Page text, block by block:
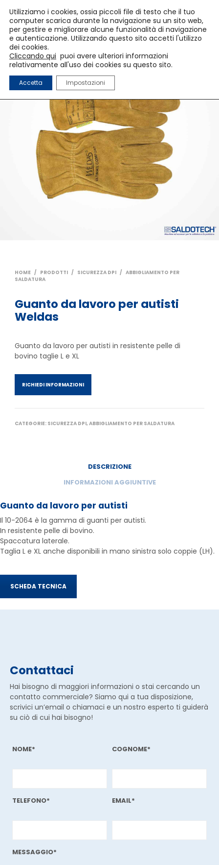
HOME / PRODOTTI / SICUREZZA DPI / ABBIGLIAMENTO PER
SALDATURA
Guanto da lavoro per autisti
Weldas
Guanto da lavoro per autisti in resistente pelle di
bovino taglie L e XL
RICHIEDI INFORMAZIONI
CATEGORIE: SICUREZZA DPI,ABBIGLIAMENTO PER SALDATURA
DESCRIZIONE
INFORMAZIONI AGGIUNTIVE
Guanto da lavoro per autisti
Il 10-2064 è la gamma di guanti per autisti.
In resistente pelle di bovino.
Spaccatura laterale.
Taglia L e XL anche disponibili in mano sinistra solo coppie (LH).
SCHEDA TECNICA
Contattaci
Hai bisogno di maggiori informazioni o stai cercando un
contatto commerciale? Siamo qui a tua disposizione,
scrivici un’email o chiamaci e un nostro esperto ti guiderà
su ciò di cui hai bisogno!
NOME* COGNOME*
TELEFONO* EMAIL*
MESSAGGIO*
Utilizziamo i cookies, ossia piccoli file di testo che il tuo
computer scarica durante la navigazione su un sito web,
per gestire e migliorare alcune funzionalità di navigazione
e autenticazione. Utilizzando questo sito accetti l'utilizzo
dei cookies.
Cliccando qui puoi avere ulteriori informazioni
relativamente all'uso dei cookies su questo sito.
Accetta Impostazioni